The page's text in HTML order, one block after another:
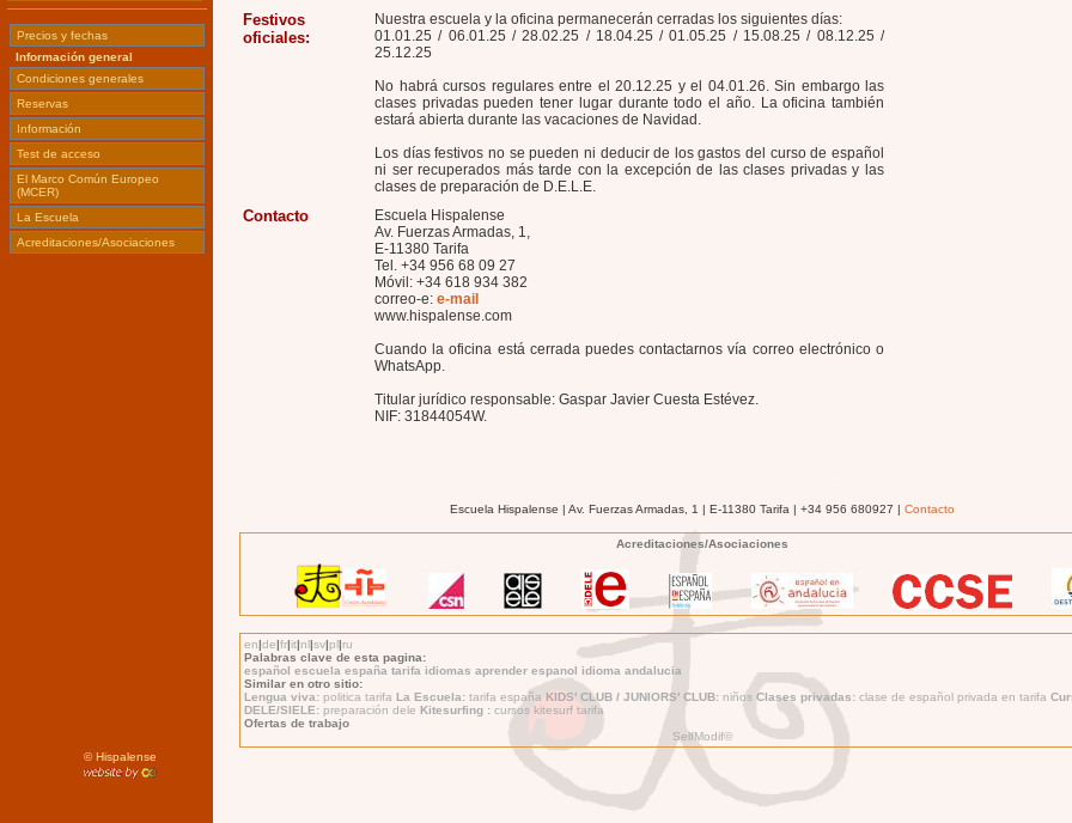
Festivos
oficiales:
Nuestra escuela y la oficina permanecerán cerradas los siguientes días:
01.01.25 / 06.01.25 / 28.02.25 / 18.04.25 / 01.05.25 / 15.08.25 / 08.12.25 /
25.12.25
No habrá cursos regulares entre el 20.12.25 y el 04.01.26. Sin embargo las
clases privadas pueden tener lugar durante todo el año. La oficina también
estará abierta durante las vacaciones de Navidad.
Los días festivos no se pueden ni deducir de los gastos del curso de español
ni ser recuperados más tarde con la excepción de las clases privadas y las
clases de preparación de D.E.L.E.
Contacto
Escuela Hispalense
Av. Fuerzas Armadas, 1,
E-11380 Tarifa
Tel. +34 956 68 09 27
Móvil: +34 618 934 382
correo-e: e-mail
www.hispalense.com
Cuando la oficina está cerrada puedes contactarnos vía correo electrónico o
WhatsApp.
Titular jurídico responsable: Gaspar Javier Cuesta Estévez.
NIF: 31844054W.
Precios y fechas
Información general
Condiciones generales
Reservas
Información
Test de acceso
El Marco Común Europeo
(MCER)
La Escuela
Acreditaciones/Asociaciones
©Hispalense
Escuela Hispalense | Av. Fuerzas Armadas, 1 | E-11380 Tarifa | +34 956 680927 | Contacto
Acreditaciones/Asociaciones
en|de|fr|it|nl|sv|pl|ru
Palabras clave de esta pagina:
español escuela españa tarifa idiomas aprender espanol idioma andalucia
Similar en otro sitio:
Lengua viva: politica tarifa La Escuela: tarifa españa KIDS' CLUB / JUNIORS' CLUB: niños Clases privadas: clase de español privada en tarifa
DELE/SIELE: preparación dele Kitesurfing : cursos kitesurf tarifa
Ofertas de trabajo
SelfModif©